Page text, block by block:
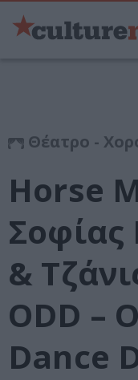
Θέατρο -
Horse
&
ODD –
Dance